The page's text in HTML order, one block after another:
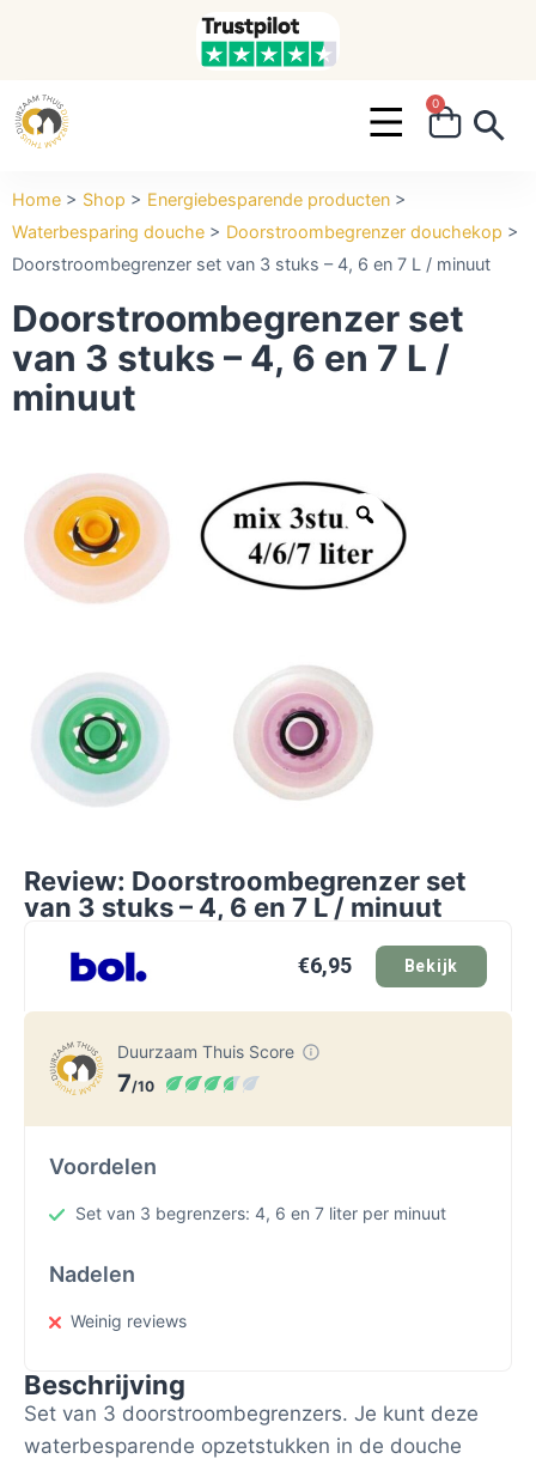
0
Home > Shop > Energiebesparende producten >
Waterbesparing douche > Doorstroombegrenzer douchekop >
Doorstroombegrenzer set van 3 stuks – 4, 6 en 7 L / minuut
Doorstroombegrenzer set
van 3 stuks – 4, 6 en 7 L /
minuut
Review: Doorstroombegrenzer set
van 3 stuks – 4, 6 en 7 L / minuut
€6,95 Bekijk
Duurzaam Thuis Score
7/10
Voordelen
Set van 3 begrenzers: 4, 6 en 7 liter per minuut
Nadelen
Weinig reviews
Beschrijving
Set van 3 doorstroombegrenzers. Je kunt deze
waterbesparende opzetstukken in de douche